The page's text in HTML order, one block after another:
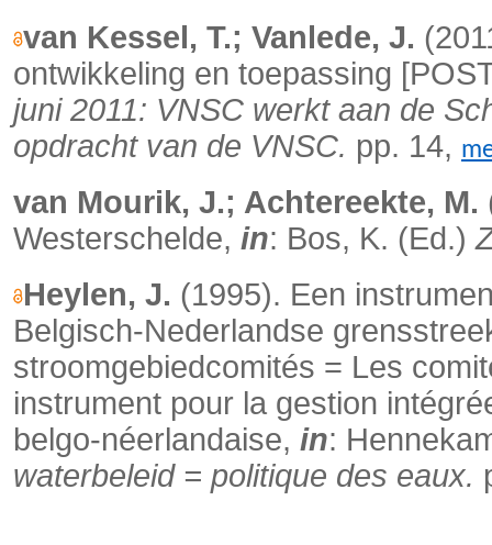
van Kessel, T.; Vanlede, J.
ontwikkeling en toepassing
juni 2011: VNSC werkt aan de
opdracht van de VNSC. pp. 14,
van Mourik, J.; Achtereekte, M.
Westerschelde, in: Bos, K. (Ed.)
Heylen, J. (1995). Een
Belgisch-Nederlandse
stroomgebiedcomités = Les
instrument pour la gestion
belgo-néerlandaise, in:
waterbeleid = politique des eaux.